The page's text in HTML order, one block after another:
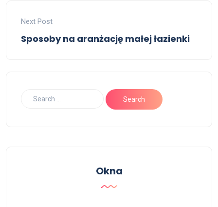
Next Post
Sposoby na aranżację małej łazienki
Okna